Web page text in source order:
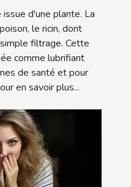
d'une plante. La
le ricin, dont
filtrage. Cette
comme lubrifiant
de santé et pour
en savoir plus...